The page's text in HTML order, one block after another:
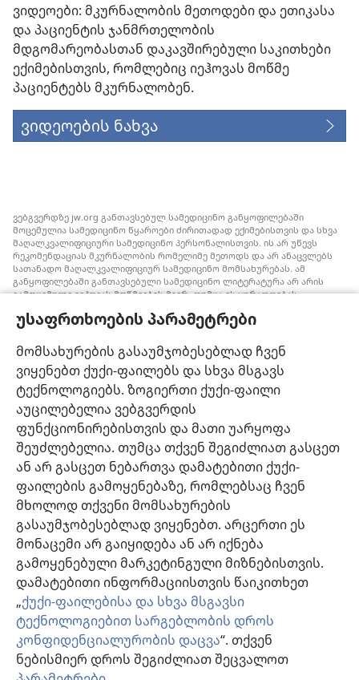
უსაფრთხოების პარამეტრები
მომსახურების გასაუმჯობესებლად ჩვენ
ვიყენებთ ქუქი-ფაილებს და სხვა მსგავს
ტექნოლოგიებს. ზოგიერთი ქუქი-ფაილი
აუცილებელია ვებგვერდის
ფუნქციონირებისთვის და მათი უარყოფა
შეუძლებელია. თუმცა თქვენ შეგიძლიათ გასცეთ
ან არ გასცეთ ნებართვა დამატებითი ქუქი-
ფაილების გამოყენებაზე, რომლებსაც ჩვენ
მხოლოდ თქვენი მომსახურების
გასაუმჯობესებლად ვიყენებთ. არცერთი ეს
მონაცემი არ გაიყიდება ან არ იქნება
გამოყენებული მარკეტინგული მიზნებისთვის.
დამატებითი ინფორმაციისთვის წაიკითხეთ
„ქუქი-ფაილებისა და სხვა მსგავსი
ტექნოლოგიებით სარგებლობის დროს
კონფიდენციალურობის დაცვა“. თქვენ
ნებისმიერ დროს შეგიძლიათ შეცვალოთ
ვიდეოები: მკურნალობის მეთოდები და ეთიკასა
და პაციენტის ჯანმრთელობის
მდგომარეობასთან დაკავშირებული საკითხები
ექიმებისთვის, რომლებიც იეჰოვას მოწმე
პაციენტებს მკურნალობენ.
ვიდეოების ნახვა
ვებგვერდზე jw.org განთავსებულ სამედიცინო განყოფილებაში
მოცემულია სამედიცინო წყაროები ძირითადად ექიმებისთვის და სხვა
მაღალკვალიფიციური სამედიცინო პერსონალისთვის. ის არ უწევს
რეკომენდაციას მკურნალობის რომელიმე მეთოდს და არ ანაცვლებს
სათანადო მაღალკვალიფიციურ სამედიცინო მომსახურებას. ამ
განყოფილებაში განთავსებული სამედიცინო ლიტერატურა არ არის
გამოცემული იეჰოვას მოწმეების მიერ, თუმცა ის ყურადღებას
რომელიც შესაძლოა ყურადსაღები იყოს. თითოეული მედიკოსი
ვალდებულია, ინფორმირებული იყოს მედიცინაში არსებული
მიღწევების თაობაზე, რათა მკურნალობის ის მეთოდი შესთავაზოს
პაციენტს, რომელიც მისი ჯანმრთელობის მდგომარეობას საუკეთესოდ
შეესაბამება და არ ეწინააღმდეგება პაციენტის სურვილს,
ფასეულობებსა და მრწამსს. აქ მოცემული მკურნალობის მეთოდები
გამოიყენება ინდივიდუალურად, პაციენტის საჭიროებების
გათვალისწინებით.
პაციენტებისთვის: ყოველთვის მიმართეთ თქვენს ექიმს ან სხვა
მაღალკვალიფიციურ სამედიცინო პერსონალს, როდესაც
ჯანმრთელობის პრობლემები გექმნებათ ან საჭიროებთ მკურნალობას.
მიმართეთ ექიმს, თუ ფიქრობთ, რომ რაღაც გაწუხებთ.
ვებგვერდით სარგებლობა შესაძლებელიადადგენილი წესების
ფარგლებში.
დიზაინის კონფიგურაცია
Copyright© 2026 Watch Tower Bible and Tract Society of Pennsylvania.
ᲡᲐᲠᲒᲔᲑᲚᲝᲑᲘᲡ ᲬᲔᲡᲔᲑᲘ